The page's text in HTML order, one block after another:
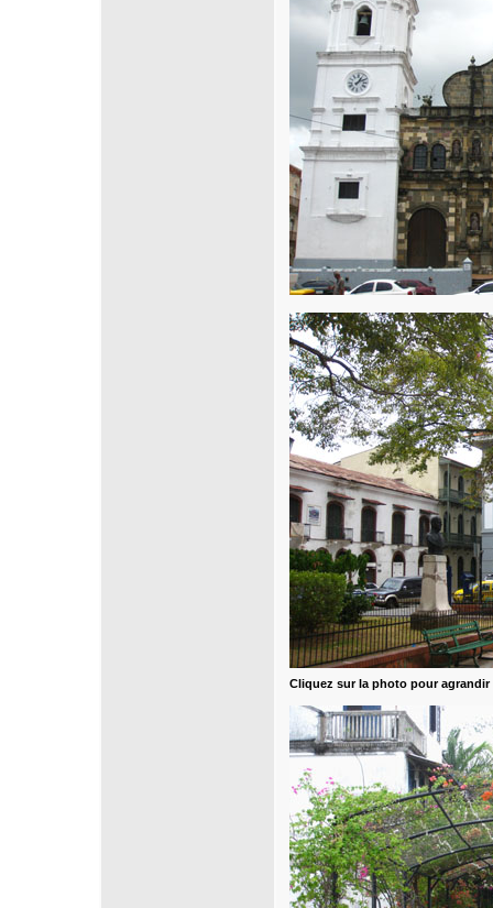
Cliquez sur la photo pour agrandir